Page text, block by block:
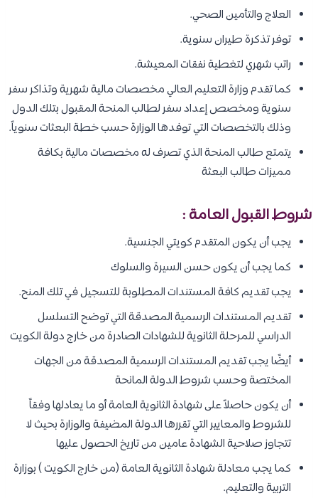
العلاج والتأمين الصحي.
توفر تذكرة طيران سنوية.
راتب شهري لتغطية نفقات المعيشة.
كما تقدم وزارة التعليم العالي مخصصات مالية شهرية وتذاكر سفر
سنوية ومخصص إعداد سفر لطالب المنحة المقبول بتلك الدول
وذلك بالتخصصات التي توفدها الوزارة حسب خطة البعثات سنوياً.
يتمتع طالب المنحة الذي تصرف له مخصصات مالية بكافة
مميزات طالب البعثة
شروط القبول العامة :
يجب أن يكون المتقدم كويتي الجنسية.
كما يجب أن يكون حسن السيرة والسلوك
يجب تقديم كافة المستندات المطلوبة للتسجيل في تلك المنح.
تقديم المستندات الرسمية المصدقة التي توضح التسلسل
الدراسي للمرحلة الثانوية للشهادات الصادرة من خارج دولة الكويت
أيضًا يجب تقديم المستندات الرسمية المصدقة من الجهات
المختصة وحسب شروط الدولة المانحة
أن يكون حاصلاً على شهادة الثانوية العامة أو ما يعادلها وفقاً
للشروط والمعايير التي تقررها الدولة المضيفة والوزارة بحيث لا
تتجاوز صلاحية الشهادة عامين من تاريخ الحصول عليها
كما يجب معادلة شهادة الثانوية العامة (من خارج الكويت ) بوزارة
التربية والتعليم.